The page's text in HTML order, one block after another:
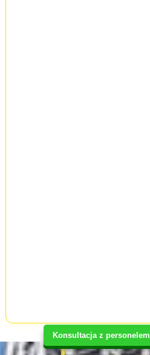
Konsultacja z personelem